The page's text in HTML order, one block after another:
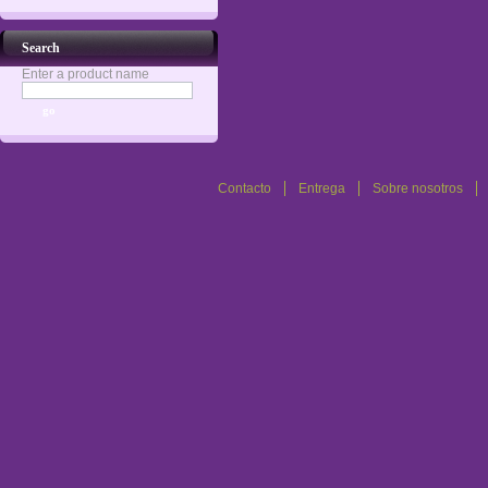
Search
Enter a product name
Contacto Entrega Sobre nosotros